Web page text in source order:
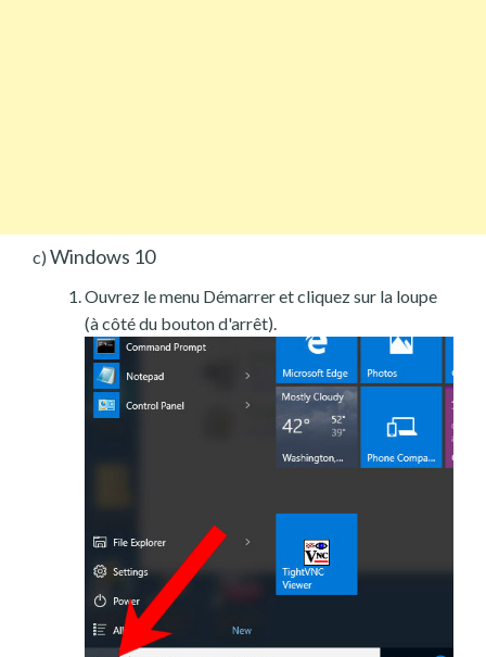
c) Windows 10
Ouvrez le menu Démarrer et cliquez sur la loupe
(à côté du bouton d'arrêt).